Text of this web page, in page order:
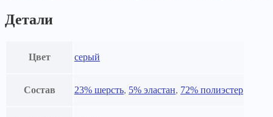
Детали
Цвет серый
Состав 23% шерсть, 5% эластан, 72% полиэстер